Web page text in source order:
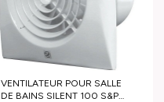
VENTILATEUR POUR SALLE
DE BAINS SILENT 100 S&P